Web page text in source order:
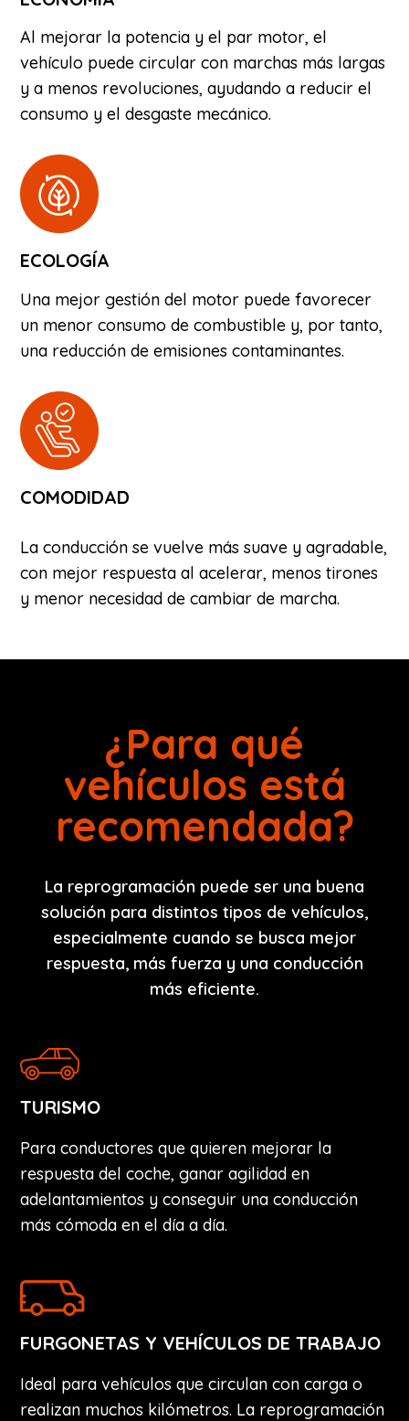
Al mejorar la potencia y el par motor, el
vehículo puede circular con marchas más largas
y a menos revoluciones, ayudando a reducir el
consumo y el desgaste mecánico.
ECOLOGÍA
Una mejor gestión del motor puede favorecer
un menor consumo de combustible y, por tanto,
una reducción de emisiones contaminantes.
COMODIDAD
La conducción se vuelve más suave y agradable,
con mejor respuesta al acelerar, menos tirones
y menor necesidad de cambiar de marcha.
¿Para qué
vehículos está
recomendada?
La reprogramación puede ser una buena
solución para distintos tipos de vehículos,
especialmente cuando se busca mejor
respuesta, más fuerza y una conducción
más eficiente.
TURISMO
Para conductores que quieren mejorar la
respuesta del coche, ganar agilidad en
adelantamientos y conseguir una conducción
más cómoda en el día a día.
FURGONETAS Y VEHÍCULOS DE TRABAJO
Ideal para vehículos que circulan con carga o
realizan muchos kilómetros. La reprogramación